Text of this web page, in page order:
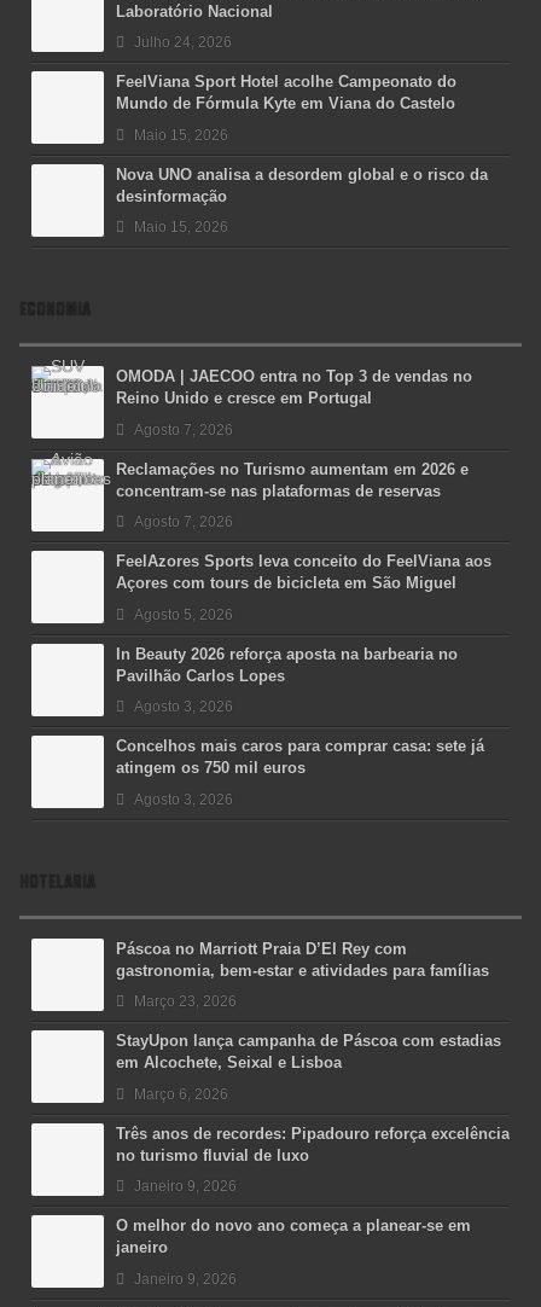
Laboratório Nacional
Julho 24, 2026
FeelViana Sport Hotel acolhe Campeonato do
Mundo de Fórmula Kyte em Viana do Castelo
Maio 15, 2026
Nova UNO analisa a desordem global e o risco da
desinformação
Maio 15, 2026
ECONOMIA
OMODA | JAECOO entra no Top 3 de vendas no
Reino Unido e cresce em Portugal
Agosto 7, 2026
Reclamações no Turismo aumentam em 2026 e
concentram-se nas plataformas de reservas
Agosto 7, 2026
FeelAzores Sports leva conceito do FeelViana aos
Açores com tours de bicicleta em São Miguel
Agosto 5, 2026
In Beauty 2026 reforça aposta na barbearia no
Pavilhão Carlos Lopes
Agosto 3, 2026
Concelhos mais caros para comprar casa: sete já
atingem os 750 mil euros
Agosto 3, 2026
HOTELARIA
Páscoa no Marriott Praia D’El Rey com
gastronomia, bem-estar e atividades para famílias
Março 23, 2026
StayUpon lança campanha de Páscoa com estadias
em Alcochete, Seixal e Lisboa
Março 6, 2026
Três anos de recordes: Pipadouro reforça excelência
no turismo fluvial de luxo
Janeiro 9, 2026
O melhor do novo ano começa a planear-se em
janeiro
Janeiro 9, 2026